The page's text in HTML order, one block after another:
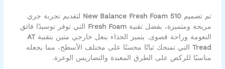
تم تصميم New Balance Fresh Foam 510 لتقديم تجربة جري
مريحة ومتميزة، بفضل تقنيةFresh Foam التي توفر توسيدًا فائق
النعومة وراحة قصوى. يتميز الحذاء بنعل خارجي متين بتقنيةAT
Tread التي تمنحك ثباتًا محسنًا على مختلف الأسطح، مما يجعله
مناسبًا للركض على الطرق المعبدة والتضاريس الوعرة.